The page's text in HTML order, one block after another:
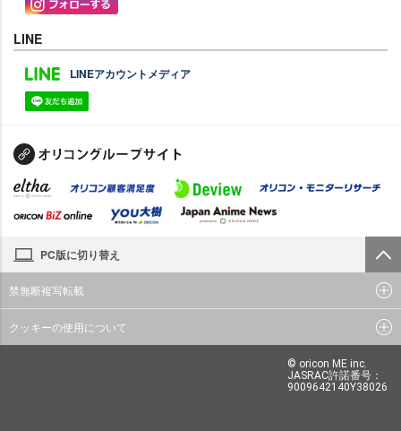
LINE
LINEアカウントメディア
PC版に切り替え
禁無断複写転載
クッキーの使用について
© oricon ME inc.
JASRAC許諾番号：
9009642140Y38026